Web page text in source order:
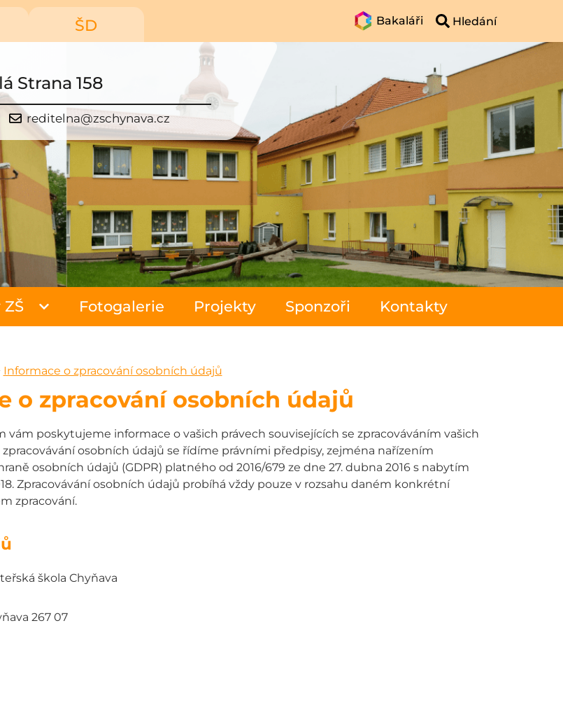
ŠD Bakaláři
Strana 158
reditelna@zschynava.cz
Fotogalerie Projekty Sponzoři Kontakty
Informace o zpracování osobních údajů
o zpracování osobních údajů
poskytujeme informace o vašich právech souvisejících se zpracováváním vašich
osobních údajů se řídíme právními předpisy, zejména nařízením
osobních údajů (GDPR) platného od 2016/679 ze dne 27. dubna 2016 s nabytím
Zpracovávání osobních údajů probíhá vždy pouze v rozsahu daném konkrétní
zpracování.
škola Chyňava
267 07